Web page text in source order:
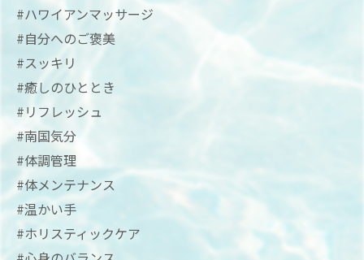
#ハワイアンマッサージ
#自分へのご褒美
#スッキリ
#癒しのひととき
#リフレッシュ
#南国気分
#体調管理
#体メンテナンス
#温かい手
#ホリスティックケア